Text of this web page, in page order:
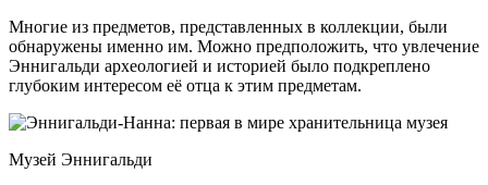
Многие из предметов, представленных в коллекции, были
обнаружены именно им. Можно предположить, что увлечение
Эннигальди археологией и историей было подкреплено
глубоким интересом её отца к этим предметам.
Музей Эннигальди